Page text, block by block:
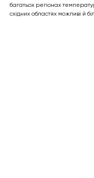
багатьох регіонах
східних областях можливі й